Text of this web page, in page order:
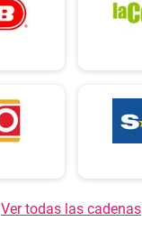
Ver todas las cadenas